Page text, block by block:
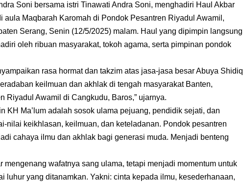
Soni bersama istri Tinawati Andra Soni, menghadiri Haul Akbar
aula Maqbarah Karomah di Pondok Pesantren Riyadul Awamil,
Serang, Senin (12/5/2025) malam. Haul yang dipimpin langsung
oleh ribuan masyarakat, tokoh agama, serta pimpinan pondok
rasa hormat dan takzim atas jasa-jasa besar Abuya Shidiq
keilmuan dan akhlak di tengah masyarakat Banten,
Riyadul Awamil di Cangkudu, Baros,” ujarnya.
KH Ma’lum adalah sosok ulama pejuang, pendidik sejati, dan
nilai keikhlasan, keilmuan, dan keteladanan. Pondok pesantren
cahaya ilmu dan akhlak bagi generasi muda. Menjadi benteng
mengenang wafatnya sang ulama, tetapi menjadi momentum untuk
luhur yang ditanamkan. Yakni: cinta kepada ilmu, kesederhanaan,